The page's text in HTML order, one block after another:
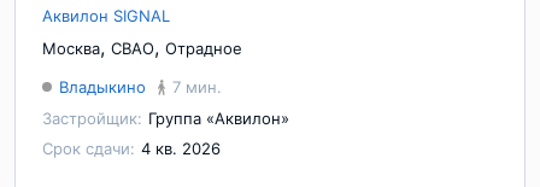
Аквилон SIGNAL
Москва, СВАО, Отрадное
Владыкино
7 мин.
Застройщик: Группа «Аквилон»
Срок сдачи: 4 кв. 2026